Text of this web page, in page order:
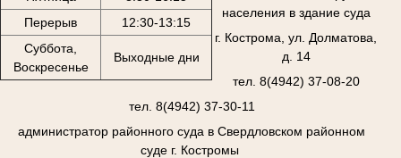
Перерыв
12:30-13:15
Суббота,
Воскресенье
Выходные дни
населения в здание суда
г. Кострома, ул. Долматова,
д. 14
тел. 8(4942) 37-08-20
тел. 8(4942) 37-30-11
администратор районного суда в Свердловском районном
суде г. Костромы